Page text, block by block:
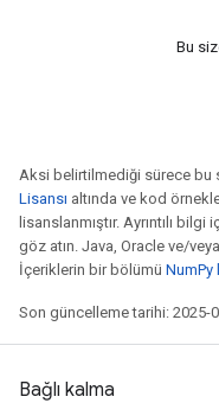
Bu
Aksi belirtilmediği sürece bu
Lisansı altında ve kod
lisanslanmıştır. Ayrıntılı bilgi
göz atın. Java, Oracle ve/
İçeriklerin bir bölümü NumPy
Son güncelleme tarihi: 2025-
Bağlı kalma